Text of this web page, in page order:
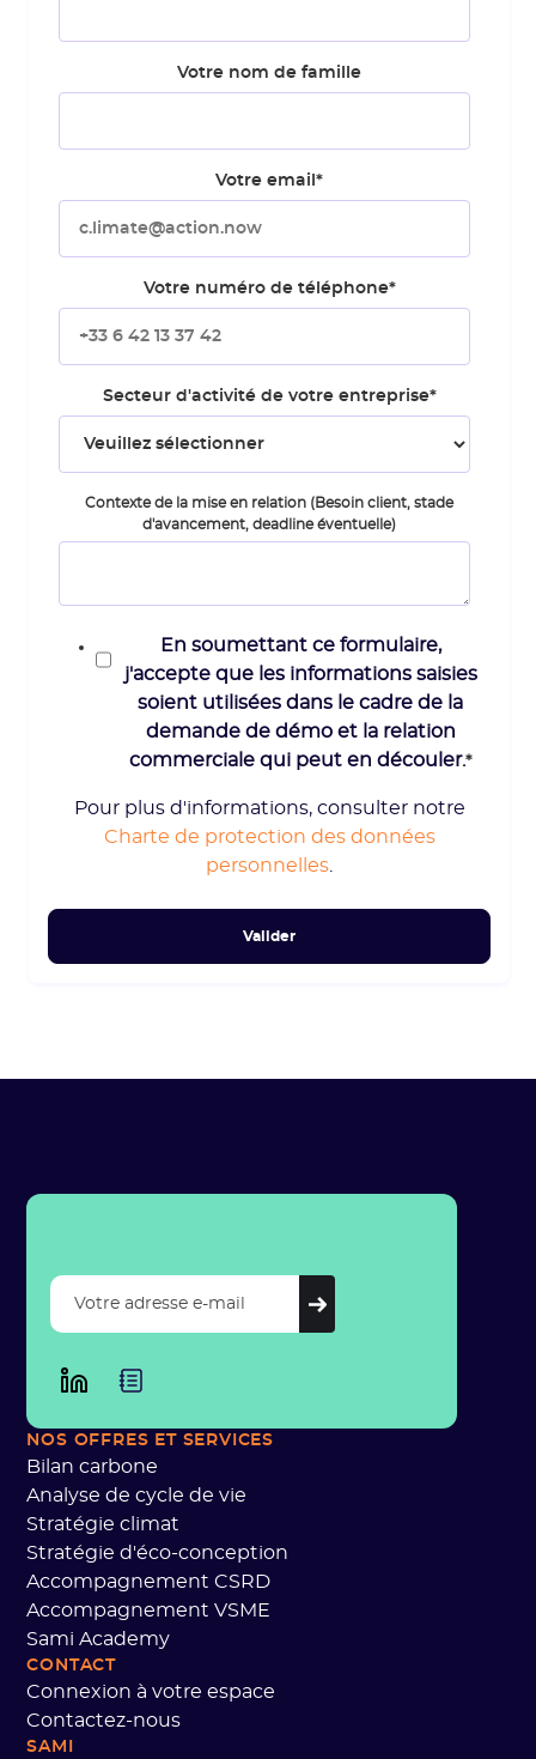
Votre nom de famille
Votre email *
Votre numéro de téléphone*
Secteur d'activité de votre entreprise*
Contexte de la mise en relation (Besoin client, stade
d'avancement, deadline éventuelle)
En soumettant ce formulaire,
j'accepte que les informations saisies
soient utilisées dans le cadre de la
demande de démo et la relation
commerciale qui peut en découler.*
Pour plus d'informations, consulter notre
Charte de protection des données
personnelles
NOS OFFRES ET SERVICES
Bilan carbone
Analyse de cycle de vie
Stratégie climat
Stratégie d'éco-conception
Accompagnement CSRD
Accompagnement VSME
Sami Academy
CONTACT
Connexion à votre espace
Contactez-nous
SAMI